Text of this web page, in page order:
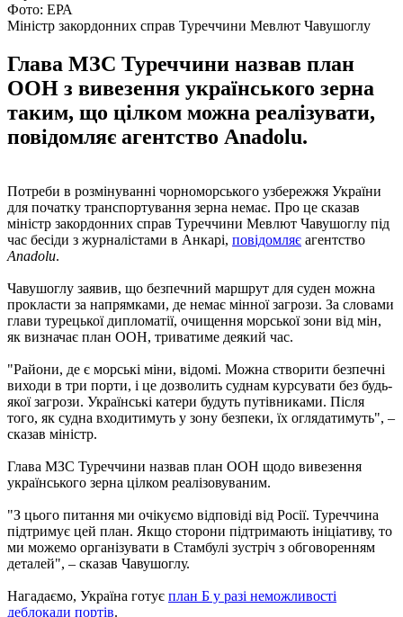
Фото: ЕРА
Міністр закордонних справ Туреччини Мевлют Чавушоглу
Глава МЗС Туреччини назвав план
ООН з вивезення українського зерна
таким, що цілком можна реалізувати,
повідомляє агентство Anadolu.
Потреби в розмінуванні чорноморського узбережжя України
для початку транспортування зерна немає. Про це сказав
міністр закордонних справ Туреччини Мевлют Чавушоглу під
час бесіди з журналістами в Анкарі, повідомляє агентство
Anadolu.
Чавушоглу заявив, що безпечний маршрут для суден можна
прокласти за напрямками, де немає мінної загрози. За словами
глави турецької дипломатії, очищення морської зони від мін,
як визначає план ООН, триватиме деякий час.
"Райони, де є морські міни, відомі. Можна створити безпечні
виходи в три порти, і це дозволить суднам курсувати без будь-
якої загрози. Українські катери будуть путівниками. Після
того, як судна входитимуть у зону безпеки, їх оглядатимуть", –
сказав міністр.
Глава МЗС Туреччини назвав план ООН щодо вивезення
українського зерна цілком реалізовуваним.
"З цього питання ми очікуємо відповіді від Росії. Туреччина
підтримує цей план. Якщо сторони підтримають ініціативу, то
ми можемо організувати в Стамбулі зустріч з обговоренням
деталей", – сказав Чавушоглу.
Нагадаємо, Україна готує план Б у разі неможливості
деблокади портів.